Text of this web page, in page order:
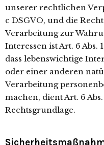
unserer rechtlichen
c DSGVO, und die
Verarbeitung zur
Interessen ist Art. 6 Abs.
dass lebenswichtige
oder einer anderen
Verarbeitung
machen, dient Art. 6
Rechtsgrundlage.